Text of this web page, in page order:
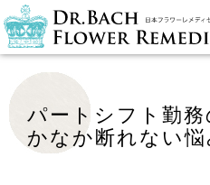
パートシフト勤
かなか断れない悩